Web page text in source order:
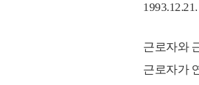
근로자와
근로자가